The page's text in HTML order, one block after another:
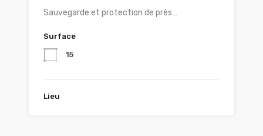
Sauvegarde et protection de près…
Surface
15
Lieu